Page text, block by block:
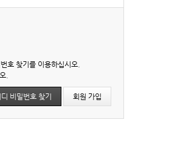
호 찾기를 이용하십시오.
.
비밀번호 찾기 회원 가입